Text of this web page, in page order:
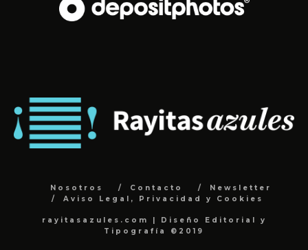
Nosotros Contacto
Newsletter
Aviso Legal, Privacidad y Cookies
rayitasazules.com | Diseño Editorial y
Tipografía ©2019